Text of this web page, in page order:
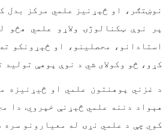
نوښتګر، او څېړنیز علمي مرکز
پر نوې ټکنالوژۍ ولاړو علمي هڅو
استادانو، محصلینو، او څېړونکو
کړو، څو وکولای شي د نوې پوهې تولید
د غزني پوهنتون علمي او څیړنیزه
هېواد دننه علمي څېړنې خپروي. دا
کوي چې د علمي نړۍ له معیارونو